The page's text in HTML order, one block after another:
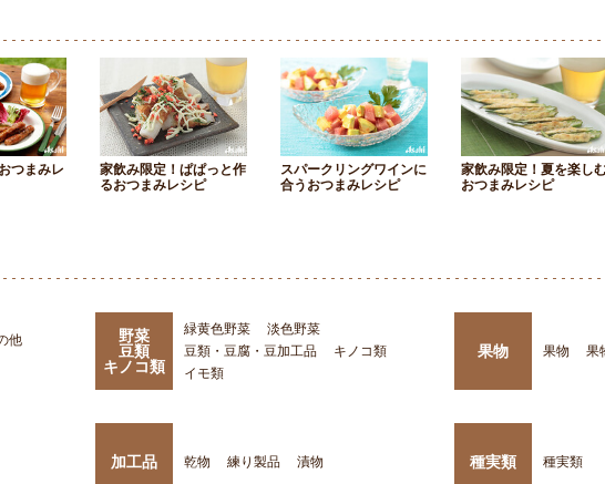
つまみレ
家飲み限定！ぱぱっと作
るおつまみレシピ
スパークリングワインに
合うおつまみレシピ
家飲み限定！夏を楽し
おつまみレシピ
他
野菜
豆類
キノコ類
緑黄色野菜
淡色野菜
豆類・豆腐・豆加工品
キノコ類
イモ類
果物 果物 果
加工品 乾物 練り製品 漬物 種実類 種実類